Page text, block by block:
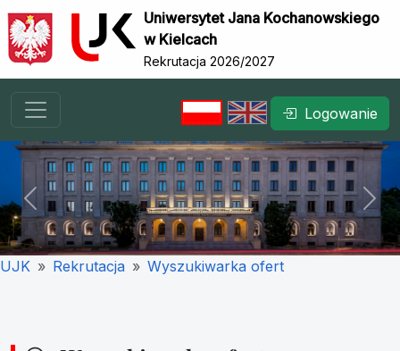
Uniwersytet Jana Kochanowskiego
w Kielcach
Rekrutacja 2026/2027
Logowanie
Previous Next
UJK Rekrutacja Wyszukiwarka ofert